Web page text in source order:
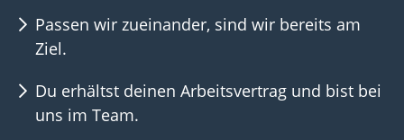
Passen wir zueinander, sind wir bereits am
Ziel.
Du erhältst deinen Arbeitsvertrag und bist bei
uns im Team.